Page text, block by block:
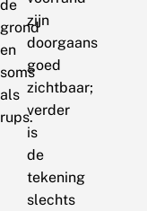
de
grond
en
soms
als
rups.
zijn
doorgaans
goed
zichtbaar;
verder
is
de
tekening
slechts